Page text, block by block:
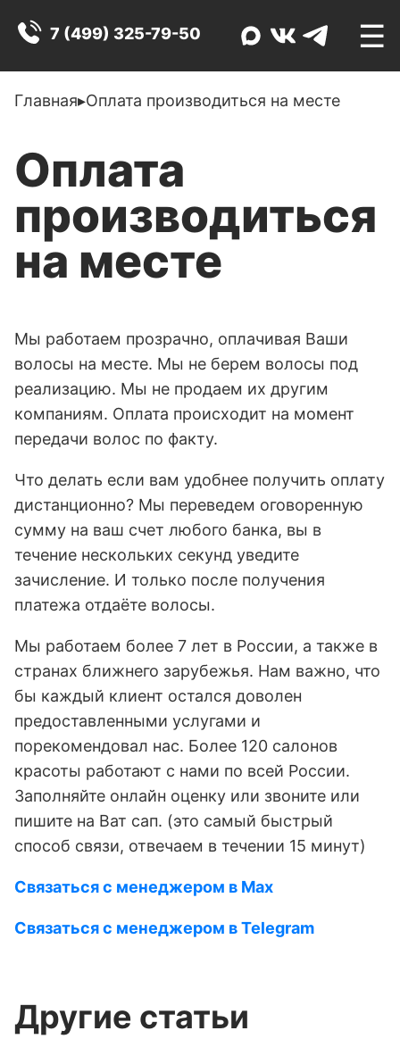
7 (499) 325-79-50 ☰
Главная▸Оплата производиться на месте
Оплата
производиться
на месте
Мы работаем прозрачно, оплачивая Ваши
волосы на месте. Мы не берем волосы под
реализацию. Мы не продаем их другим
компаниям. Оплата происходит на момент
передачи волос по факту.
Что делать если вам удобнее получить оплату
дистанционно? Мы переведем оговоренную
сумму на ваш счет любого банка, вы в
течение нескольких секунд уведите
зачисление. И только после получения
платежа отдаёте волосы.
Мы работаем более 7 лет в России, а также в
странах ближнего зарубежья. Нам важно, что
бы каждый клиент остался доволен
предоставленными услугами и
порекомендовал нас. Более 120 салонов
красоты работают с нами по всей России.
Заполняйте онлайн оценку или звоните или
пишите на Ват сап. (это самый быстрый
способ связи, отвечаем в течении 15 минут)
Связаться с менеджером в Max
Связаться с менеджером в Telegram
Другие статьи